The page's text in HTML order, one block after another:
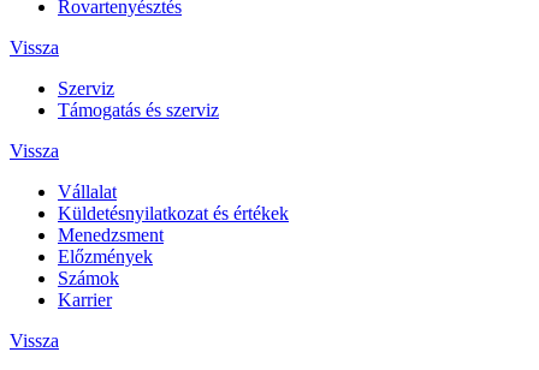
Rovartenyésztés
Vissza
Szerviz
Támogatás és szerviz
Vissza
Vállalat
Küldetésnyilatkozat és értékek
Menedzsment
Előzmények
Számok
Karrier
Vissza